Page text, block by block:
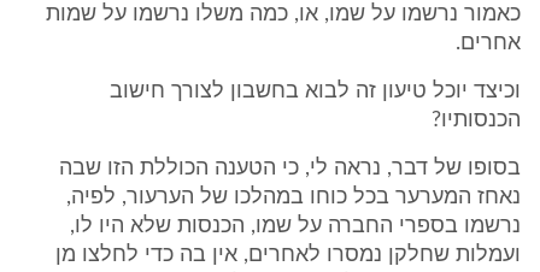
כאמור נרשמו על שמו, או, כמה משלו נרשמו על שמות
אחרים.
וכיצד יוכל טיעון זה לבוא בחשבון לצורך חישוב
הכנסותיו?
בסופו של דבר, נראה לי, כי הטענה הכוללת הזו שבה
נאחז המערער בכל כוחו במהלכו של הערעור, לפיה,
נרשמו בספרי החברה על שמו, הכנסות שלא היו לו,
ועמלות שחלקן נמסרו לאחרים, אין בה כדי לחלצו מן